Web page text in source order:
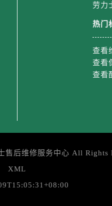
提前预约）
力士售后服务中心（需提前预
（需提前预约）
劳力
热门
查看
查看
查看
售后维修服务中心 All Rights
XML